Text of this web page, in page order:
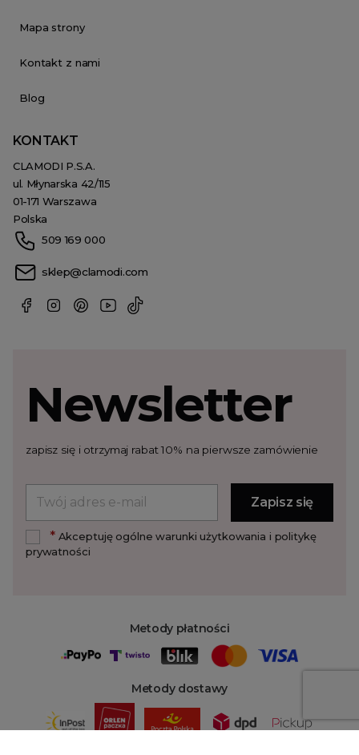
Mapa strony
Kontakt z nami
Blog
KONTAKT
CLAMODI P.S.A.
ul. Młynarska 42/115
01-171 Warszawa
Polska
509 169 000
sklep@clamodi.com
Metody płatności
Metody dostawy
Newsletter
zapisz się i otrzymaj rabat 10% na pierwsze zamówienie
*Akceptuję ogólne warunki użytkowania i politykę
prywatności